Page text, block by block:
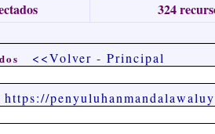
324
<<Volver - Principal
https://